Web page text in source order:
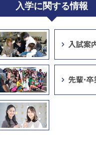
入学に関する情報